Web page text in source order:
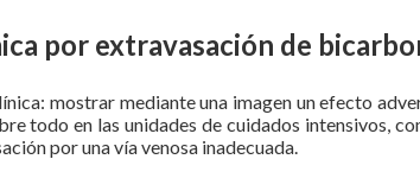
por extravasación de
mostrar mediante una imagen un efecto
todo en las unidades de cuidados intensivos,
por una vía venosa inadecuada.